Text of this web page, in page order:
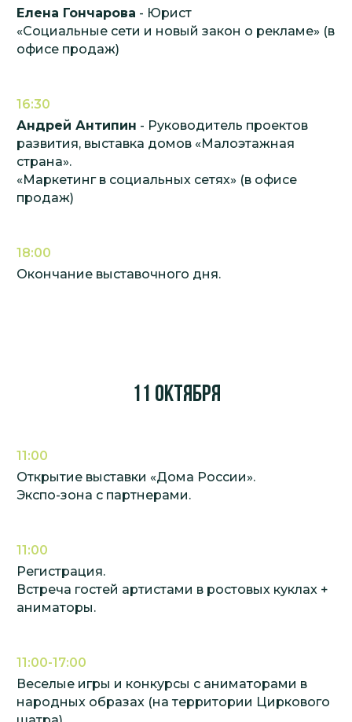
Елена Гончарова - Юрист
«Социальные сети и новый закон о рекламе» (в
офисе продаж)
16:30
Андрей Антипин - Руководитель проектов
развития, выставка домов «Малоэтажная
страна».
«Маркетинг в социальных сетях» (в офисе
продаж)
18:00
Окончание выставочного дня.
11 октября
11:00
Открытие выставки «Дома России».
Экспо-зона с партнерами.
11:00
Регистрация.
Встреча гостей артистами в ростовых куклах +
аниматоры.
11:00-17:00
Веселые игры и конкурсы с аниматорами в
народных образах (на территории Циркового